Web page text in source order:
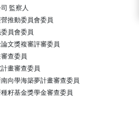
監察人
推動委員會委員
員會委員
文獎複審評審委員
查委員
畫審查委員
向學海築夢計畫審查委員
籽基金獎學金審查委員